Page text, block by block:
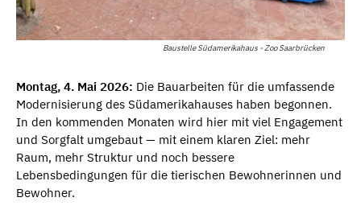
Baustelle Südamerikahaus - Zoo Saarbrücken
Montag, 4. Mai 2026: Die Bauarbeiten für die umfassende
Modernisierung des Südamerikahauses haben begonnen.
In den kommenden Monaten wird hier mit viel Engagement
und Sorgfalt umgebaut — mit einem klaren Ziel: mehr
Raum, mehr Struktur und noch bessere
Lebensbedingungen für die tierischen Bewohnerinnen und
Bewohner.